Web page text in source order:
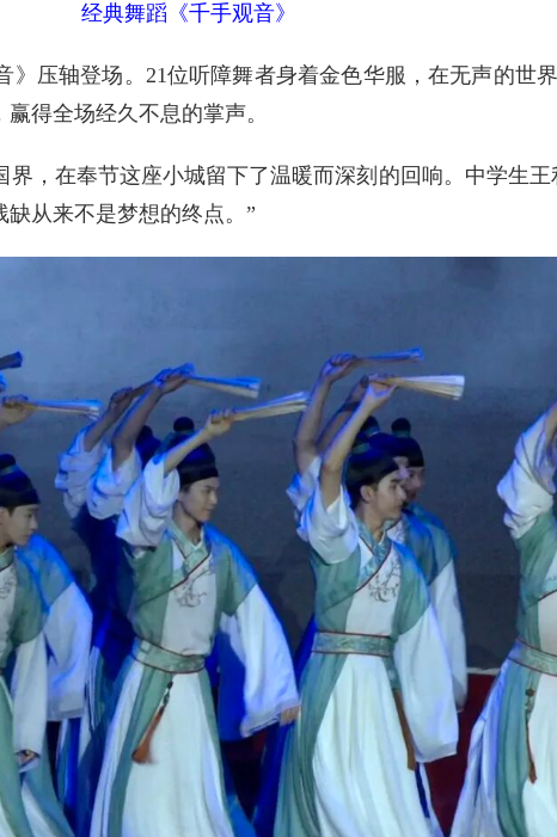
经典舞蹈《千手观音》
轴登场。21位听障舞者身着金色华服，在无声的世
得全场经久不息的掌声。
在奉节这座小城留下了温暖而深刻的回响。中学生王
从来不是梦想的终点。”